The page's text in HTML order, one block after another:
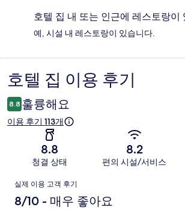
호텔 집 내 또는 인근에 레스토랑이
예, 시설 내 레스토랑이 있습니다.
이
용
후
호텔 집 이용 후기
8.8 훌륭해요
이용 후기 113개
8.8
청결 상태
8.2
편의 시설/서비스
이
용
실제 이용 고객 후기
8/10 - 매우 좋아요